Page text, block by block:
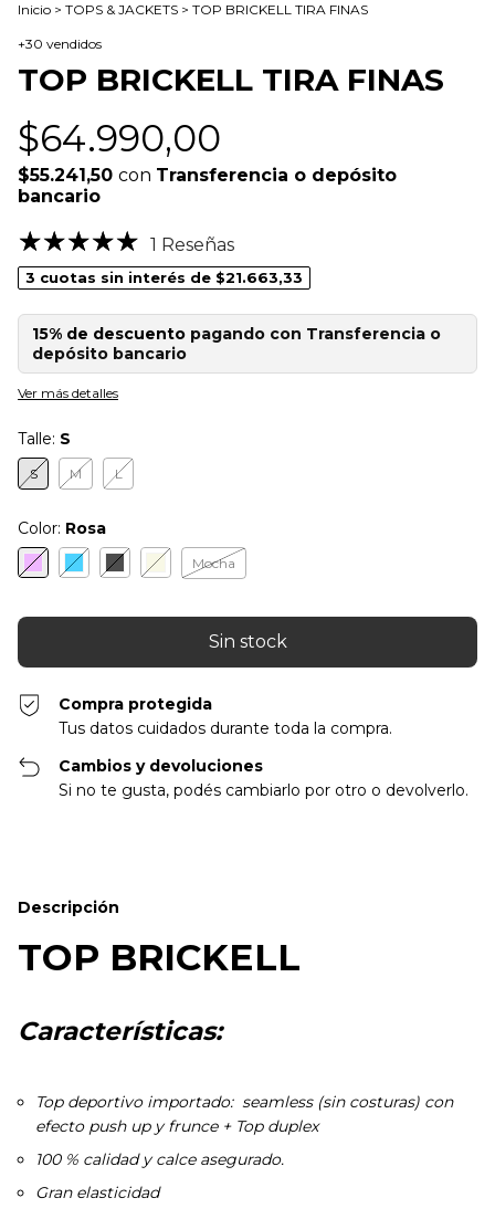
Inicio > TOPS & JACKETS > TOP BRICKELL TIRA FINAS
+30 vendidos
TOP BRICKELL TIRA FINAS
$64.990,00
$55.241,50 con Transferencia o depósito
bancario
1 Reseñas
3 cuotas sin interés de $21.663,33
15% de descuento pagando con Transferencia o
depósito bancario
Ver más detalles
Talle: S
S M L
Color: Rosa
Mocha
Compra protegida
Tus datos cuidados durante toda la compra.
Cambios y devoluciones
Si no te gusta, podés cambiarlo por otro o devolverlo.
Descripción
TOP BRICKELL
Características:
Top deportivo importado: seamless (sin costuras) con
efecto push up y frunce + Top duplex
100 % calidad y calce asegurado.
Gran elasticidad